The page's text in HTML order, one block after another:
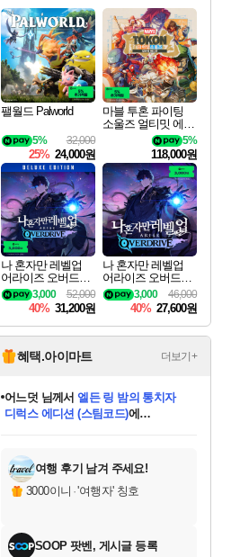
최대 90% 할인가를 만나보세요!
네이버혜택과 함께 만나보세요!
50%할인&추가 적립까지!
이니&베니 혜택까지!
네이버 혜택가와 함께 예약하세요!
할인&네이버혜택으로 만나보세요!
네이버페이 혜택과 만나보세요!
40주년 프로모션으로 만나보세요!
할인가에 만나보세요!
일부 에디션 상시 할인!
혜택으로 예약 판매 중
편안하게 충전하세요
팰월드 Palworld
32,000
5%
25% 24,000원
마블 투혼 파이팅
소울즈 얼티밋 에디
션 예약구매 MARV
EL Tokon Fighting S
ouls Ultimate Edition
Pre-Purchase
5%
118,000원
나 혼자만 레벨업
어라이즈 오버드라
이브 디럭스 에디션
Solo Leveling Arise
Overdrive Deluxe Edi
tion
52,000
3,000
40% 31,200원
나 혼자만 레벨업
어라이즈 오버드라
이브 Solo Leveling A
rise
46,000
3,000
40% 27,600원
혜택.아이마트 더보기+
당첨되셨습니다.
당첨되셨습니다.
어느덧 님께서엘든 링 밤의 통치자
디럭스 에디션 (스팀코드)에
당첨되셨습니다.
에디션 (스팀코드) 를 교환.
당첨되셨습니다.
당첨되셨습니다.
당첨되셨습니다.
당첨되셨습니다.
여행 후기 남겨 주세요!
3000이니 ·'여행자' 칭호
SOOP 팟벤, 게시글 등록